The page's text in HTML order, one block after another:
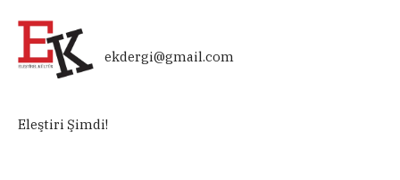
ekdergi@gmail.com
Eleştiri Şimdi!